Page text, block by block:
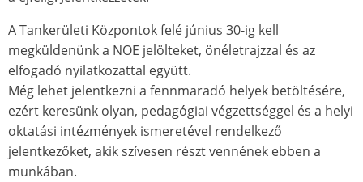
A Tankerületi Központok felé június 30-ig kell
megküldenünk a NOE jelölteket, önéletrajzzal és az
elfogadó nyilatkozattal együtt.
Még lehet jelentkezni a fennmaradó helyek betöltésére,
ezért keresünk olyan, pedagógiai végzettséggel és a helyi
oktatási intézmények ismeretével rendelkező
jelentkezőket, akik szívesen részt vennének ebben a
munkában.